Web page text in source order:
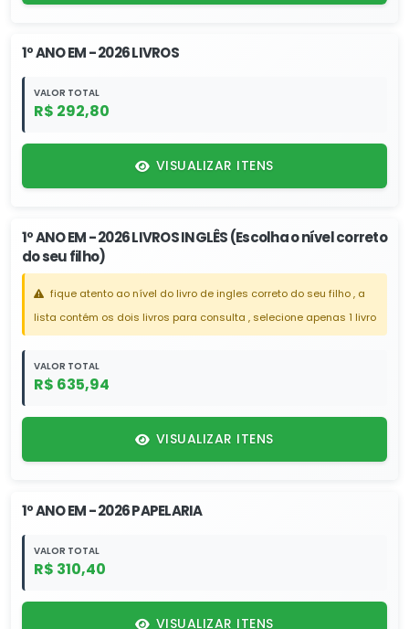
1º ANO EM - 2026 LIVROS
VALOR TOTAL
R$ 292,80
VISUALIZAR ITENS
1º ANO EM - 2026 LIVROS INGLÊS (Escolha o nível correto
do seu filho)
fique atento ao nível do livro de ingles correto do seu filho , a
lista contém os dois livros para consulta , selecione apenas 1 livro
VALOR TOTAL
R$ 635,94
VISUALIZAR ITENS
1º ANO EM - 2026 PAPELARIA
VALOR TOTAL
R$ 310,40
VISUALIZAR ITENS